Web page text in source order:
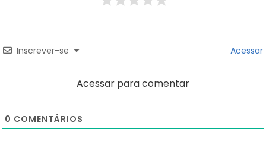
Inscrever-se Acessar
Acessar para comentar
0 COMENTÁRIOS